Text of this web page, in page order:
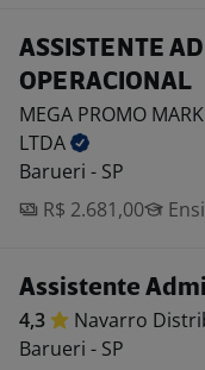
ASSISTENTE
OPERACIONAL
MEGA PROMO
LTDA
Barueri - SP
R$ 2.681,00
Assistente
4,3 Navarro
Barueri - SP